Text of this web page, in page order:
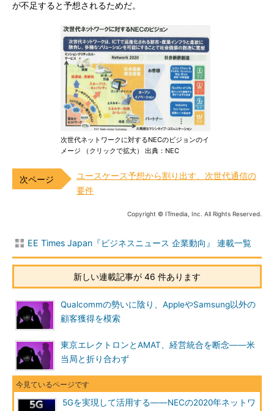
が不足すると予想されるためだ。
次世代ネットワークに対するNECのビジョンのイ
メージ （クリックで拡大） 出典：NEC
ユースケース予想から割り出す、次世代通信の
要件
Copyright © ITmedia, Inc. All Rights Reserved.
EE Times Japan『ビジネスニュース 企業動向』 連載一覧
新しい連載記事が 46 件あります
Qualcommの勢いに陰り、AppleやSamsung以外の
顧客獲得を模索
東京エレクトロンとAMAT、経営統合を断念――米
当局と折り合わず
5Gを実現して活用する――NECの2020年ネットワ